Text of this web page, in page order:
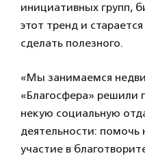
инициативных групп,
этот тренд и
сделать полезного.
«Мы занимаемся
«Благосфера» решили
некую социальную
деятельности:
участие в